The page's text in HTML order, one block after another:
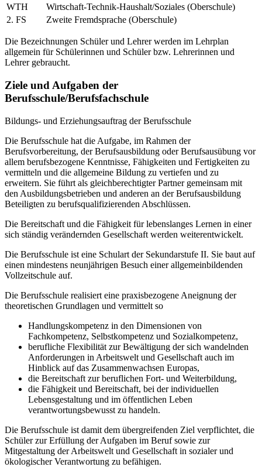
WTH
Wirtschaft-Technik-Haushalt/Soziales (Oberschule)
2. FS
Zweite Fremdsprache (Oberschule)
Die Bezeichnungen Schüler und Lehrer werden im Lehrplan
allgemein für Schülerinnen und Schüler bzw. Lehrerinnen und
Lehrer gebraucht.
Ziele und Aufgaben der
Berufsschule/Berufsfachschule
Bildungs- und Erziehungsauftrag der Berufsschule
Die Berufsschule hat die Aufgabe, im Rahmen der
Berufsvorbereitung, der Berufsausbildung oder Berufsausübung vor
allem berufsbezogene Kenntnisse, Fähigkeiten und Fertigkeiten zu
vermitteln und die allgemeine Bildung zu vertiefen und zu
erweitern. Sie führt als gleichberechtigter Partner gemeinsam mit
den Ausbildungsbetrieben und anderen an der Berufsausbildung
Beteiligten zu berufsqualifizierenden Abschlüssen.
Die Bereitschaft und die Fähigkeit für lebenslanges Lernen in einer
sich ständig verändernden Gesellschaft werden weiterentwickelt.
Die Berufsschule ist eine Schulart der Sekundarstufe II. Sie baut auf
einen mindestens neunjährigen Besuch einer allgemeinbildenden
Vollzeitschule auf.
Die Berufsschule realisiert eine praxisbezogene Aneignung der
theoretischen Grundlagen und vermittelt so
Handlungskompetenz in den Dimensionen von
Fachkompetenz, Selbstkompetenz und Sozialkompetenz,
berufliche Flexibilität zur Bewältigung der sich wandelnden
Anforderungen in Arbeitswelt und Gesellschaft auch im
Hinblick auf das Zusammenwachsen Europas,
die Bereitschaft zur beruflichen Fort- und Weiterbildung,
die Fähigkeit und Bereitschaft, bei der individuellen
Lebensgestaltung und im öffentlichen Leben
verantwortungsbewusst zu handeln.
Die Berufsschule ist damit dem übergreifenden Ziel verpflichtet, die
Schüler zur Erfüllung der Aufgaben im Beruf sowie zur
Mitgestaltung der Arbeitswelt und Gesellschaft in sozialer und
ökologischer Verantwortung zu befähigen.